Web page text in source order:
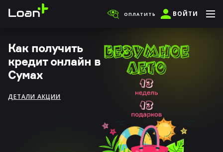
ОПЛАТИТЬ ВОЙТИ
Как получить
кредит онлайн в
Сумах
ДЕТАЛИ АКЦИИ